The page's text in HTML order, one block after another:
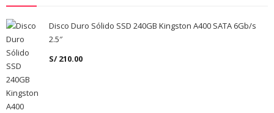
Disco Duro Sólido SSD 240GB Kingston A400 SATA 6Gb/s
2.5″
S/210.00